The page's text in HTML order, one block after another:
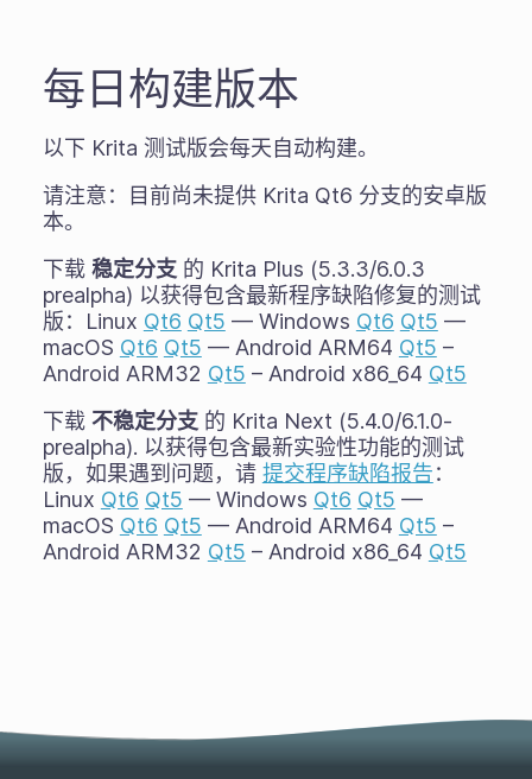
每日构建版本
以下 Krita 测试版会每天自动构建。
请注意：目前尚未提供 Krita Qt6 分支的安卓版
本。
下载 稳定分支的 Krita Plus (5.3.3/6.0.3
prealpha) 以获得包含最新程序缺陷修复的测试
版：Linux Qt6 Qt5 — Windows Qt6 Qt5 —
macOS Qt6 Qt5 — Android ARM64 Qt5 –
Android ARM32 Qt5 – Android x86_64 Qt5
下载 不稳定分支的 Krita Next (5.4.0/6.1.0-
prealpha). 以获得包含最新实验性功能的测试
版，如果遇到问题，请 提交程序缺陷报告：
Linux Qt6 Qt5 — Windows Qt6 Qt5 —
macOS Qt6 Qt5 — Android ARM64 Qt5 –
Android ARM32 Qt5 – Android x86_64 Qt5